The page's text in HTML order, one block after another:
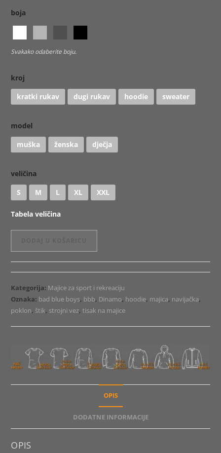
boja
Svakako odaberite boju.
kroj
kratki rukav
dugi rukav hoodie sweater
model
muška
ženska dječja
veličina
S
M L XL XXL
Tabela veličina
Hoodie
Dinamo
Logo
Emb24
količina
Kategorija: Majice za sport i rekreaciju
Oznaka: bad blue boys, bbb, Dinamo, hoodie, majica, navijačka,
poklon, štik, strojni vez,tisak na majice
OPIS
DODATNE INFORMACIJE
OPIS